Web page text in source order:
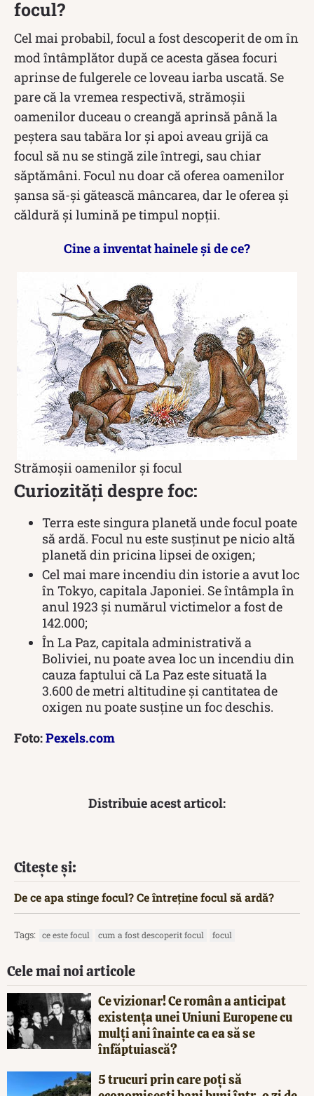
focul?
Cel mai probabil, focul a fost descoperit de om în
mod întâmplător după ce acesta găsea focuri
aprinse de fulgerele ce loveau iarba uscată. Se
pare că la vremea respectivă, strămoșii
oamenilor duceau o creangă aprinsă până la
peştera sau tabăra lor şi apoi aveau grijă ca
focul să nu se stingă zile întregi, sau chiar
săptămâni. Focul nu doar că oferea oamenilor
șansa să-și gătească mâncarea, dar le oferea și
căldură și lumină pe timpul nopții.
Cine a inventat hainele și de ce?
Strămoșii oamenilor și focul
Curiozități despre foc:
Terra este singura planetă unde focul poate
să ardă. Focul nu este susținut pe nicio altă
planetă din pricina lipsei de oxigen;
Cel mai mare incendiu din istorie a avut loc
în Tokyo, capitala Japoniei. Se întâmpla în
anul 1923 și numărul victimelor a fost de
142.000;
În La Paz, capitala administrativă a
Boliviei, nu poate avea loc un incendiu din
cauza faptului că La Paz este situată la
3.600 de metri altitudine și cantitatea de
oxigen nu poate susține un foc deschis.
Foto:Pexels.com
Distribuie acest articol:
Citește și:
De ce apa stinge focul? Ce întreține focul să ardă?
Tags: ce este focul cum a fost descoperit focul focul
Cele mai noi articole
Ce vizionar! Ce român a anticipat
existența unei Uniuni Europene cu
mulți ani înainte ca ea să se
înfăptuiască?
5 trucuri prin care poți să